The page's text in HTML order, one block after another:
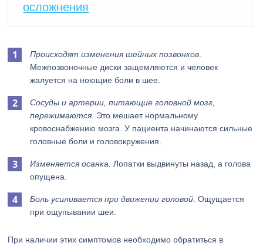
осложнения
Происходят изменения шейных позвонков
Межпозвоночные диски защемляются и человек
жалуется на ноющие боли в шее.
Сосуды и артерии, питающие головной мозг,
пережимаются. Это мешает нормальному
кровоснабжению мозга. У пациента начинаются сильные
головные боли и головокружения.
Изменяется осанка.
Лопатки выдвинуты назад, а голова
опущена.
Боль усиливается при движении головой . Ощущается
при ощупывании шеи.
При наличии этих симптомов необходимо обратиться в